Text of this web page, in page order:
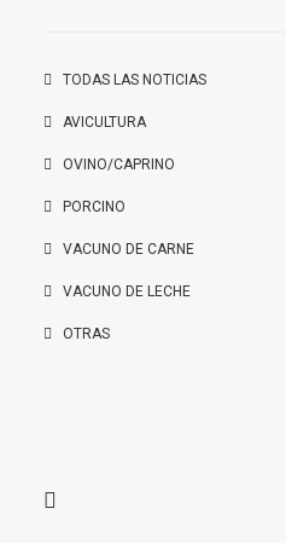
TODAS LAS NOTICIAS
AVICULTURA
OVINO/CAPRINO
PORCINO
VACUNO DE CARNE
VACUNO DE LECHE
OTRAS